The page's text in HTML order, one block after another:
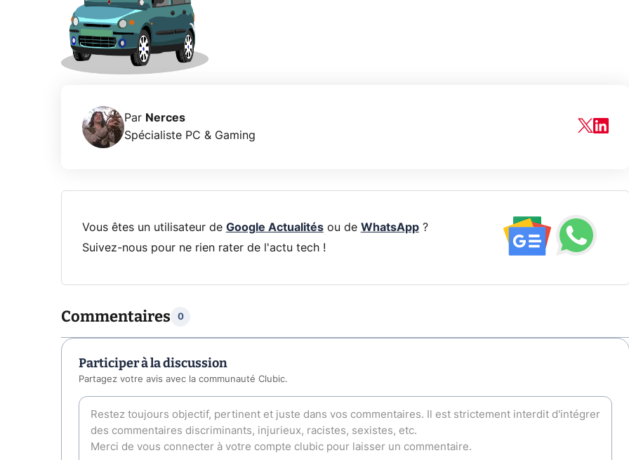
Par Nerces
Spécialiste PC & Gaming
Vous êtes un utilisateur de Google Actualitésou de WhatsApp?
Suivez-nous pour ne rien rater de l'actu tech !
Commentaires 0
Participer à la discussion
Partagez votre avis avec la communauté Clubic.